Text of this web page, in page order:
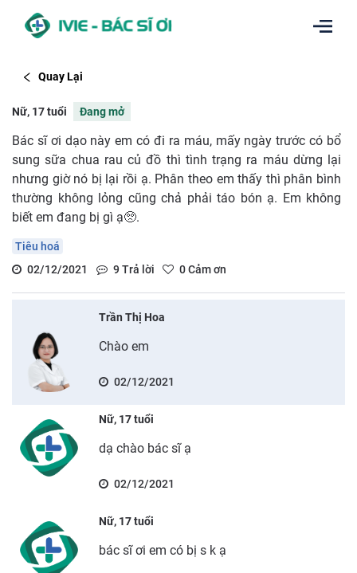
Quay Lại
Nữ, 17 tuổi Đang mở
Bác sĩ ơi dạo này em có đi ra máu, mấy ngày trước có bổ
sung sữa chua rau củ đồ thì tình trạng ra máu dừng lại
nhưng giờ nó bị lại rồi ạ. Phân theo em thấy thì phân bình
thường không lỏng cũng chả phải táo bón ạ. Em không
biết em đang bị gì ạ🥺.
Tiêu hoá
02/12/2021
9Trả lời 0Cảm ơn
Trần Thị Hoa
Chào em
02/12/2021
Nữ, 17 tuổi
dạ chào bác sĩ ạ
02/12/2021
Nữ, 17 tuổi
bác sĩ ơi em có bị s k ạ